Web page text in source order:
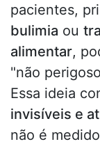
pacientes,
bulimia ou
alimentar,
"não
Essa ideia
invisíveis e
não é